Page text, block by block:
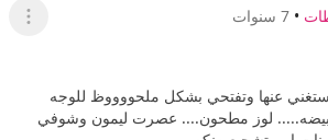
• 7 سنوات
عرض
عنها وتفتحي بشكل ملحووووظ للوجه
بيضه..... لوز مطحون.... عصرت ليمون وشوفي